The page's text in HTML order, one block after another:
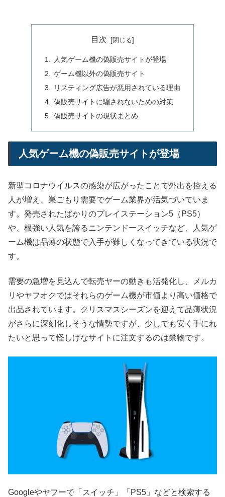
目次
人気ゲーム機の偽販売サイトが登場
ゲーム機以外の偽販売サイト
リスティング広告が悪用されている理由
偽販売サイトに騙されないための対策
偽販売サイトの現状まとめ
人気ゲーム機の偽販売サイトが登場
新型コロナウイルスの感染が広がったことで外出を控える
人が増え、巣ごもり需要でゲーム業界が活気づいていま
す。発売されたばかりのプレイステーション5（PS5）
や、根強い人気を誇るニンテンドースイッチなど、人気ゲ
ーム機は品薄の状態で入手が難しくなってきている状況で
す。
需要の急増を見込んで転売ヤーの動きも活発化し、メルカ
リやヤフオクではそれらのゲーム機が市価より高い価格で
出品されています。クリスマスシーズンを迎えて品薄状況
がさらに深刻化しそうな情勢ですが、少しでも安く手にれ
たいと思って怪しげなサイトに注文するのは禁物です。
Googleやヤフーで「スイッチ」「PS5」などと検索する